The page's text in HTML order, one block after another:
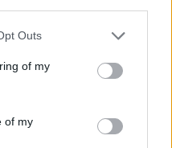
uses one or more Google
You may click to
its third-party tags to
purposes in below Google
Outs
of my
of my